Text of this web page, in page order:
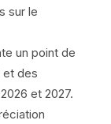
sur le
un point de
et des
et 2027.